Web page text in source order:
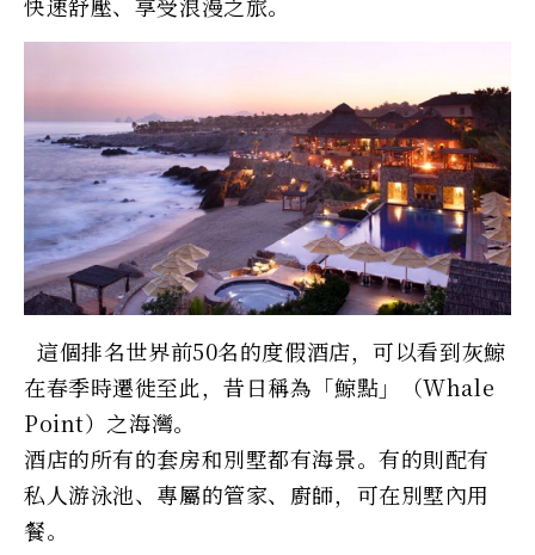
這個排名世界前50名的度假酒店，可以看到灰鯨
在春季時遷徙至此，昔日稱為「鯨點」（Whale
Point）之海灣。
酒店的所有的套房和別墅都有海景。有的則配有
私人游泳池、專屬的管家、廚師，可在別墅內用
餐。